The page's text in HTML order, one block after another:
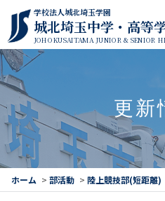
学校法人城北埼玉学園
城北埼玉中学・高等
JOHOKUSAITAMA JUNIOR & SENIOR
更新
ホーム > 部活動 > 陸上競技部(短距離)